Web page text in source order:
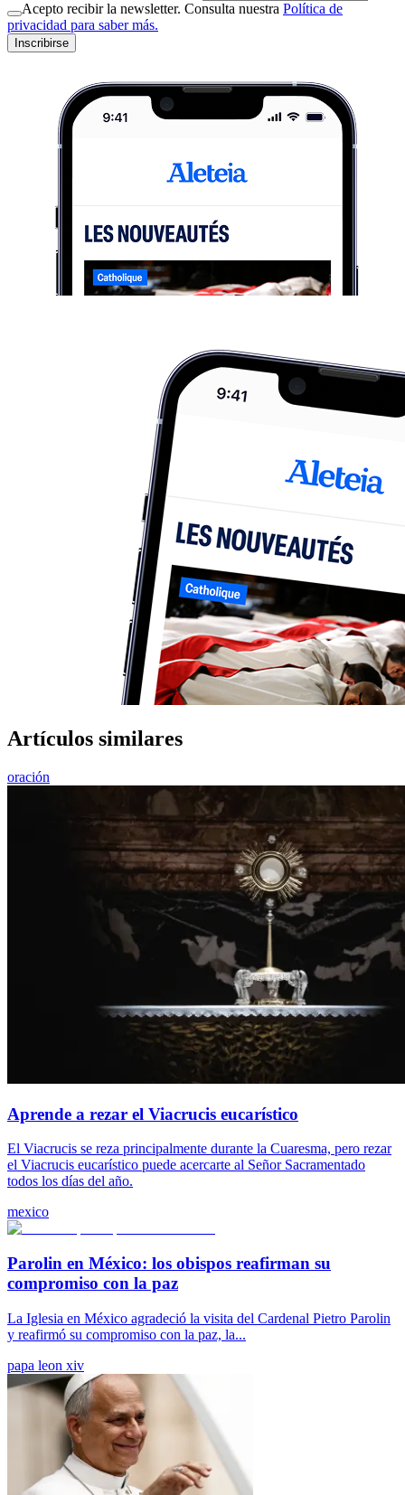
Acepto recibir la newsletter. Consulta nuestra Política de
privacidad para saber más.
Inscribirse
Artículos similares
oración
Aprende a rezar el Viacrucis eucarístico
El Viacrucis se reza principalmente durante la Cuaresma, pero rezar
el Viacrucis eucarístico puede acercarte al Señor Sacramentado
todos los días del año.
mexico
Parolin en México: los obispos reafirman su
compromiso con la paz
La Iglesia en México agradeció la visita del Cardenal Pietro Parolin
y reafirmó su compromiso con la paz, la...
papa leon xiv